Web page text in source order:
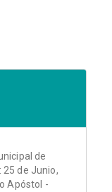
de
25 de Junio,
Apóstol -